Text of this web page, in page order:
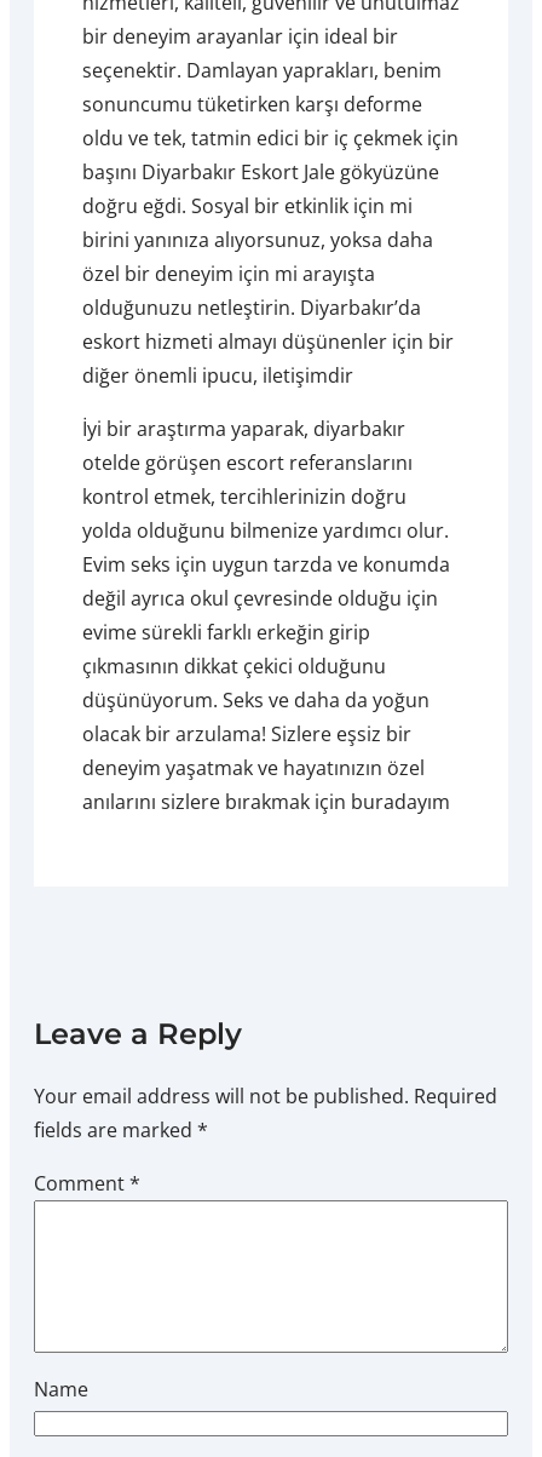
bir deneyim arayanlar için ideal bir
seçenektir. Damlayan yaprakları, benim
sonuncumu tüketirken karşı deforme
oldu ve tek, tatmin edici bir iç çekmek için
başını Diyarbakır Eskort Jale gökyüzüne
doğru eğdi. Sosyal bir etkinlik için mi
birini yanınıza alıyorsunuz, yoksa daha
özel bir deneyim için mi arayışta
olduğunuzu netleştirin. Diyarbakır’da
eskort hizmeti almayı düşünenler için bir
diğer önemli ipucu, iletişimdir
İyi bir araştırma yaparak, diyarbakır
otelde görüşen escort referanslarını
kontrol etmek, tercihlerinizin doğru
yolda olduğunu bilmenize yardımcı olur.
Evim seks için uygun tarzda ve konumda
değil ayrıca okul çevresinde olduğu için
evime sürekli farklı erkeğin girip
çıkmasının dikkat çekici olduğunu
düşünüyorum. Seks ve daha da yoğun
olacak bir arzulama! Sizlere eşsiz bir
deneyim yaşatmak ve hayatınızın özel
anılarını sizlere bırakmak için buradayım
Leave a Reply
Your email address will not be published. Required
fields are marked *
Comment*
Name